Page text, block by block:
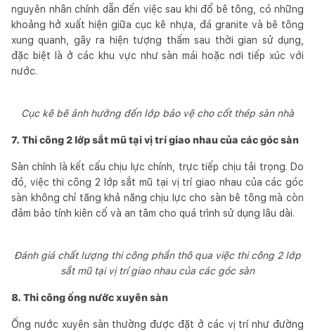
nguyên nhân chính dẫn đến việc sau khi đổ bê tông, có những
khoảng hở xuất hiện giữa cục kê nhựa, đá granite và bê tông
xung quanh, gây ra hiện tượng thấm sau thời gian sử dụng,
đặc biệt là ở các khu vực như sàn mái hoặc nơi tiếp xúc với
nước.
Cục kê bê ảnh hưởng đến lớp bảo vệ cho cốt thép sàn nhà
7. Thi công 2 lớp sắt mũ tại vị trí giao nhau của các góc sàn
Sàn chính là kết cấu chịu lực chính, trực tiếp chịu tải trọng. Do
đó, việc thi công 2 lớp sắt mũ tại vị trí giao nhau của các góc
sàn không chỉ tăng khả năng chịu lực cho sàn bê tông mà còn
đảm bảo tính kiên cố và an tâm cho quá trình sử dụng lâu dài.
Đánh giá chất lượng thi công phần thô qua việc thi công 2 lớp
sắt mũ tại vị trí giao nhau của các góc sàn
8. Thi công ống nước xuyên sàn
Ống nước xuyên sàn thường được đặt ở các vị trí như đường